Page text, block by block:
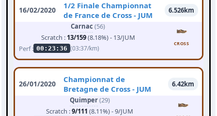
16/02/2020
1/2 Finale Championnat
de France de Cross - JUM
6.526km
Carnac (56)
Scratch : 13/159(8.18%) - 13/JUM
Perf : 00:23:36 (03:37/km)
CROSS
26/01/2020
Championnat de
Bretagne de Cross - JUM
6.42km
Quimper(29)
Scratch :9/111 (8.11%) - 9/JUM